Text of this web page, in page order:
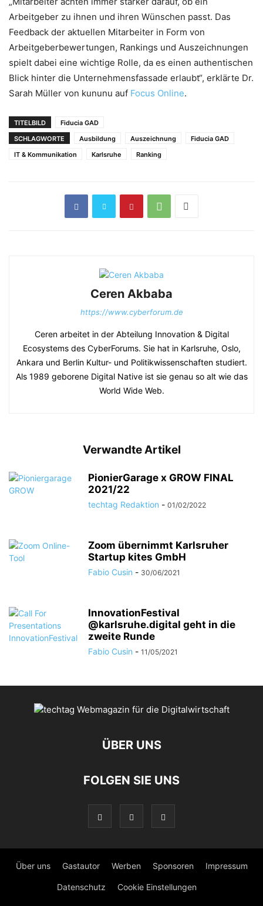
Arbeitgeber zu ihnen und ihren Wünschen passt. Das
Feedback der aktuellen Mitarbeiter in Form von
Arbeitgeberbewertungen, Rankings und Auszeichnungen
spielt dabei eine wichtige Rolle, da es einen authentischen
Blick hinter die Unternehmensfassade erlaubt“, erklärte Dr.
Sarah Müller von kununu auf Focus Online.
TITELBILD
Fiducia GAD
SCHLAGWORTE
Ausbildung Auszeichnung
Fiducia GAD
IT & Kommunikation
Karlsruhe Ranking
Ceren Akbaba
https://www.cyberforum.de
Ceren arbeitet in der Abteilung Innovation & Digital
Ecosystems des CyberForums. Sie hat in Karlsruhe, Oslo,
Ankara und Berlin Kultur- und Politikwissenschaften studiert.
Als 1989 geborene Digital Native ist sie genau so alt wie das
World Wide Web.
Verwandte Artikel
PionierGarage x GROW FINAL
2021/22
techtag Redaktion - 01/02/2022
Zoom übernimmt Karlsruher
Startup kites GmbH
Fabio Cusin - 30/06/2021
InnovationFestival
@karlsruhe.digital geht in die
zweite Runde
Fabio Cusin - 11/05/2021
ÜBER UNS
FOLGEN SIE UNS
Über uns Gastautor Werben Sponsoren Impressum
Datenschutz Cookie Einstellungen